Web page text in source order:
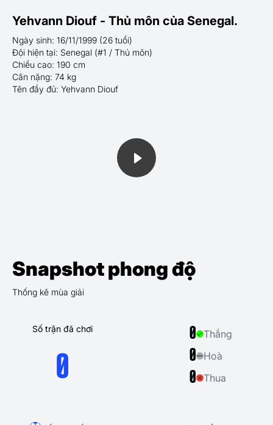
Yehvann Diouf - Thủ môn của Senegal.
Ngày sinh: 16/11/1999 (26 tuổi)
Đội hiện tại: Senegal (#1 / Thủ môn)
Chiều cao: 190 cm
Cân nặng: 74 kg
Tên đầy đủ: Yehvann Diouf
Snapshot phong độ
Thống kê mùa giải
Số trận đã chơi
0
0 Thắng
0 Hoà
0 Thua